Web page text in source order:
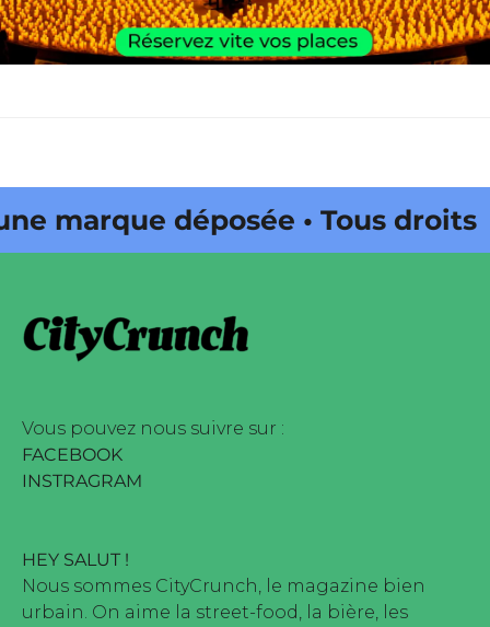
marque déposée • Tous droits
marque déposée • Tous droits
édité par Buena Onda Web •
Vous pouvez nous suivre sur :
FACEBOOK
INSTRAGRAM
HEY SALUT !
Nous sommes CityCrunch, le magazine bien
urbain. On aime la street-food, la bière, les